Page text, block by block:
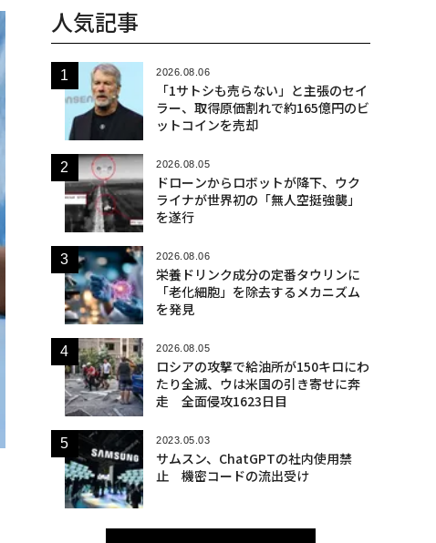
人気記事
2026.08.06
「1サトシも売らない」と主張のセイ
ラー、取得原価割れで約165億円のビ
ットコインを売却
2026.08.05
ドローンからロボットが降下、ウク
ライナが世界初の「無人空挺強襲」
を遂行
2026.08.06
栄養ドリンク成分の定番タウリンに
「老化細胞」を除去するメカニズム
を発見
2026.08.05
ロシアの攻撃で給油所が150キロにわ
たり全滅、ウは米国の引き寄せに奔
走 全面侵攻1623日目
2023.05.03
サムスン、ChatGPTの社内使用禁
止 機密コードの流出受け